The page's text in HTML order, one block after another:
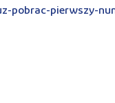
pobrac-pierwszy-